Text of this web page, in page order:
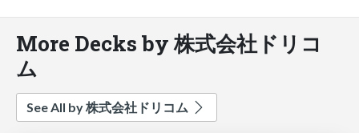
More Decks by 株式会社ドリコ
ム
See All by 株式会社ドリコム